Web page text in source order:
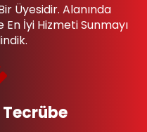
Tecrübe
Üyesidir. Alanında
İyi Hizmeti Sunmayı